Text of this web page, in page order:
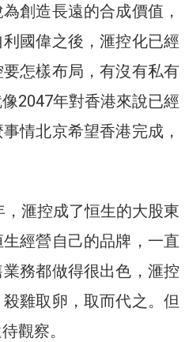
創造長遠的合成價值，
國偉之後，滙控化已經
怎樣布局，有沒有私有
2047年對香港來說已經
情北京希望香港完成，
滙控成了恒生的大股東
經營自己的品牌，一直
務都做得很出色，滙控
雞取卵，取而代之。但
觀察。